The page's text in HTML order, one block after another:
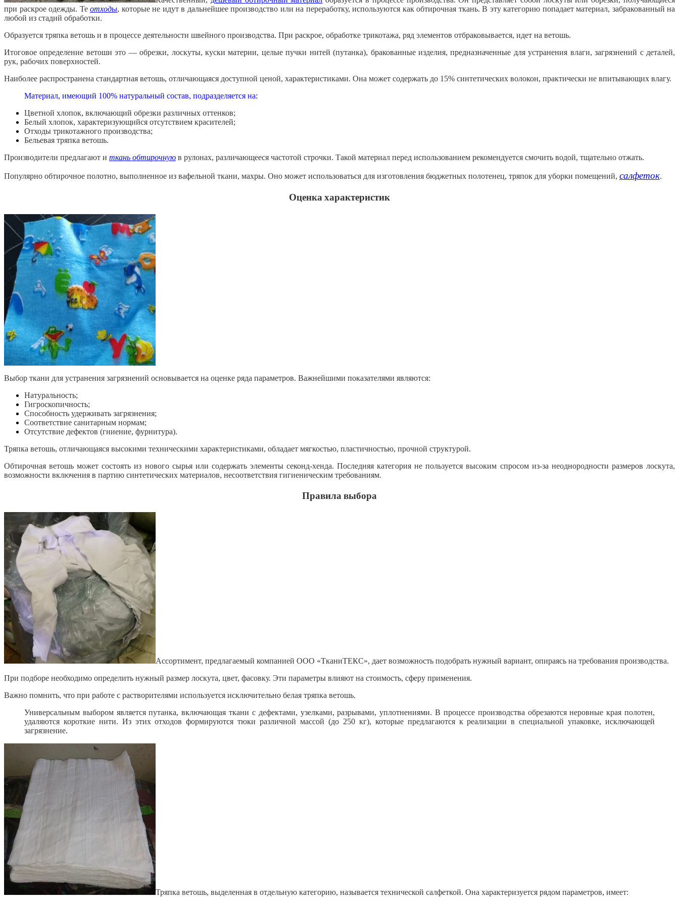
при раскрое одежды. Те отходы, которые не идут в дальнейшее производство или на переработку, используются как обтирочная ткань. В эту категорию попадает материал, забракованный на
любой из стадий обработки.
Образуется тряпка ветошь и в процессе деятельности швейного производства. При раскрое, обработке трикотажа, ряд элементов отбраковывается, идет на ветошь.
Итоговое определение ветоши это — обрезки, лоскуты, куски материи, целые пучки нитей (путанка), бракованные изделия, предназначенные для устранения влаги, загрязнений с деталей,
рук, рабочих поверхностей.
Наиболее распространена стандартная ветошь, отличающаяся доступной ценой, характеристиками. Она может содержать до 15% синтетических волокон, практически не впитывающих влагу.
Материал, имеющий 100% натуральный состав, подразделяется на:
Цветной хлопок, включающий обрезки различных оттенков;
Белый хлопок, характеризующийся отсутствием красителей;
Отходы трикотажного производства;
Бельевая тряпка ветошь.
Производители предлагают и ткань обтирочную в рулонах, различающееся частотой строчки. Такой материал перед использованием рекомендуется смочить водой, тщательно отжать.
Популярно обтирочное полотно, выполненное из вафельной ткани, махры. Оно может использоваться для изготовления бюджетных полотенец, тряпок для уборки помещений, салфеток.
Оценкахарактеристик
Выбор ткани для устранения загрязнений основывается на оценке ряда параметров. Важнейшими показателями являются:
Натуральность;
Гигроскопичность;
Способность удерживать загрязнения;
Соответствие санитарным нормам;
Отсутствие дефектов (гниение, фурнитура).
Тряпка ветошь, отличающаяся высокими техническими характеристиками, обладает мягкостью, пластичностью, прочной структурой.
Обтирочная ветошь может состоять из нового сырья или содержать элементы секонд-хенда. Последняя категория не пользуется высоким спросом из-за неоднородности размеров лоскута,
возможности включения в партию синтетических материалов, несоответствия гигиеническим требованиям.
Правила выбора
Ассортимент, предлагаемый компанией ООО «ТканиТЕКС», дает возможность подобрать нужный вариант, опираясь на требования производства.
При подборе необходимо определить нужный размер лоскута, цвет, фасовку. Эти параметры влияют на стоимость, сферу применения.
Важно помнить, что при работе с растворителями используется исключительно белая тряпка ветошь.
Универсальным выбором является путанка, включающая ткани с дефектами, узелками, разрывами, уплотнениями. В процессе производства обрезаются неровные края полотен,
удаляются короткие нити. Из этих отходов формируются тюки различной массой (до 250 кг), которые предлагаются к реализации в специальной упаковке, исключающей
загрязнение.
Тряпка ветошь, выделенная в отдельную категорию, называется технической салфеткой. Она характеризуется рядом параметров, имеет: